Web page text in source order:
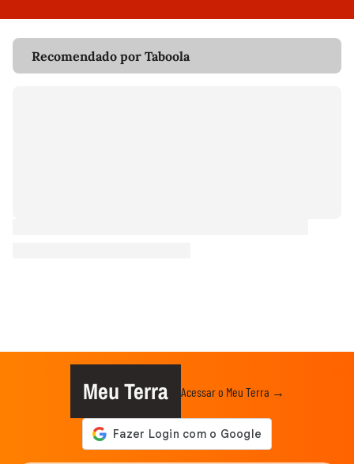
Recomendado por Taboola
Meu Terra Acessar o Meu Terra →